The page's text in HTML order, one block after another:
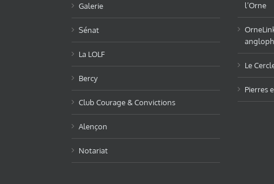
Galerie
Sénat
La LOLF
Bercy
Club Courage & Convictions
Alençon
Notariat
l’Orne
Le
Pierres